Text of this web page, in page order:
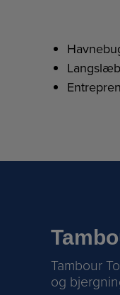
Langslæb
Tambour
og